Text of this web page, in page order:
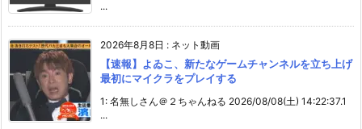
...
2026年8月8日 : ネット動画
【速報】よゐこ、新たなゲームチャンネルを立ち上げ
最初にマイクラをプレイする
1: 名無しさん＠２ちゃんねる 2026/08/08(土) 14:22:37.1
...